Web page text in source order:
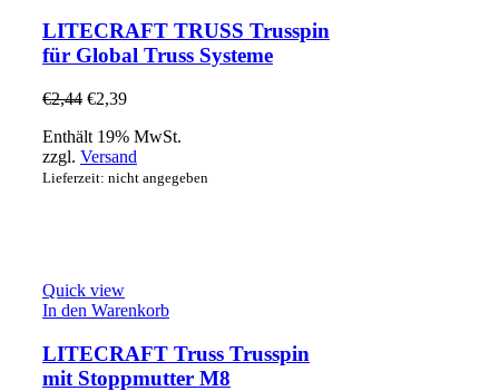
LITECRAFT TRUSS Trusspin
für Global Truss Systeme
€2,44 €2,39
Enthält 19% MwSt.
zzgl. Versand
Lieferzeit: nicht angegeben
Quick view
In den Warenkorb
LITECRAFT Truss Trusspin
mit Stoppmutter M8